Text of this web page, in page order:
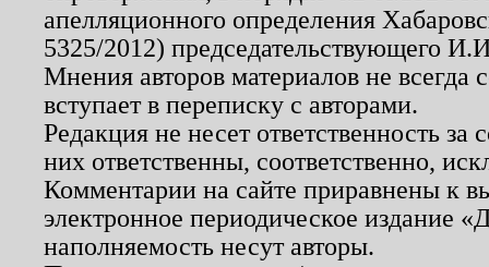
апелляционного определения
5325/2012) председательствующего
Мнения авторов материалов не
вступает в переписку с авторами.
Редакция не несет ответственность
них ответственны, соответственно,
Комментарии на сайте приравнены к
электронное периодическое издание
наполняемость несут авторы.